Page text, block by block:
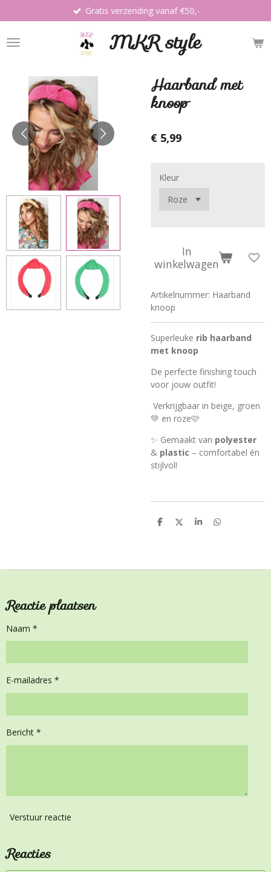
direct
naar
de
MKR style
Gratis verzending vanaf €50,-
Haarband met
knoop
€ 5,99
Kleur
In
winkelwagen
Artikelnummer: Haarband
knoop
Superleuke rib haarband
met knoop
De perfecte finishing touch
voor jouw outfit!
Verkrijgbaar in beige, groen
💚 en roze🩷
✨ Gemaakt van polyester
& plastic – comfortabel én
stijlvol!
D
D
S
D
Reactie plaatsen
Naam *
E-mailadres *
Bericht *
Verstuur reactie
Reacties